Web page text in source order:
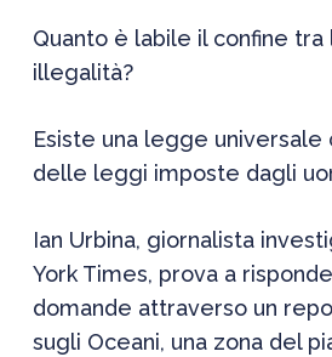
Quanto è labile il confine
illegalità?
Esiste una legge universale
delle leggi imposte dagli
Ian Urbina, giornalista inves
York Times, prova a
domande attraverso un
sugli Oceani, una zona del